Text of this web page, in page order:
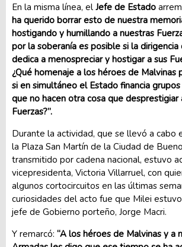
En la misma línea, el Jefe de Estado
ha querido borrar esto de nuestra
hostigando y humillando a nuestras
por la soberanía es posible si la dirigencia
dedica a menospreciar y hostigar a sus
¿Qué homenaje a los héroes de Malvinas
si en simultáneo el Estado financia
que no hacen otra cosa que desprestigiar
Fuerzas?”.
Durante la actividad, que se llevó a cabo
la Plaza San Martín de la Ciudad de
transmitido por cadena nacional, estuvo
vicepresidenta, Victoria Villarruel, con
algunos cortocircuitos en las últimas
curiosidades del acto fue que Milei
jefe de Gobierno porteño, Jorge Macri.
Y remarcó: “A los héroes de Malvinas y a